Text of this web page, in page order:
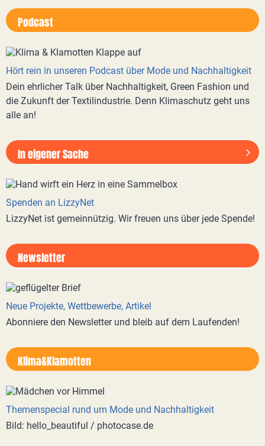
Podcast
Hört rein in unseren Podcast über Mode und Nachhaltigkeit
Dein ehrlicher Talk über Nachhaltigkeit, Green Fashion und
die Zukunft der Textilindustrie. Denn Klimaschutz geht uns
alle an!
In eigener Sache
Spenden an LizzyNet
LizzyNet ist gemeinnützig. Wir freuen uns über jede Spende!
Newsletter
Neue Projekte, Wettbewerbe, Artikel
Abonniere den Newsletter und bleib auf dem Laufenden!
Klima&Klamotten
Themenspecial rund um Mode und Nachhaltigkeit
Bild: hello_beautiful / photocase.de